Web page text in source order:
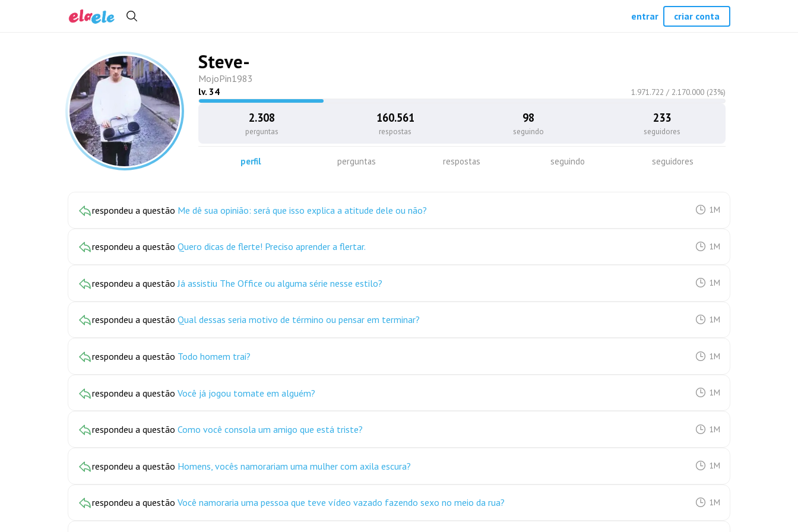
Steve-
MojoPin1983
lv. 34 1.971.722 / 2.170.000 (23%)
2.308
perguntas
160.561
respostas
98
seguindo
233
seguidores
perfil perguntas respostas seguindo seguidores
respondeu a questão Me dê sua opinião: será que isso explica a atitude dele ou não? 1M
respondeu a questão Quero dicas de flerte! Preciso aprender a flertar. 1M
respondeu a questão Já assistiu The Office ou alguma série nesse estilo? 1M
respondeu a questão Qual dessas seria motivo de término ou pensar em terminar? 1M
respondeu a questão Todo homem trai? 1M
respondeu a questão Você já jogou tomate em alguém? 1M
respondeu a questão Como você consola um amigo que está triste? 1M
respondeu a questão Homens, vocês namorariam uma mulher com axila escura? 1M
respondeu a questão Você namoraria uma pessoa que teve vídeo vazado fazendo sexo no meio da rua? 1M
entrar criar conta